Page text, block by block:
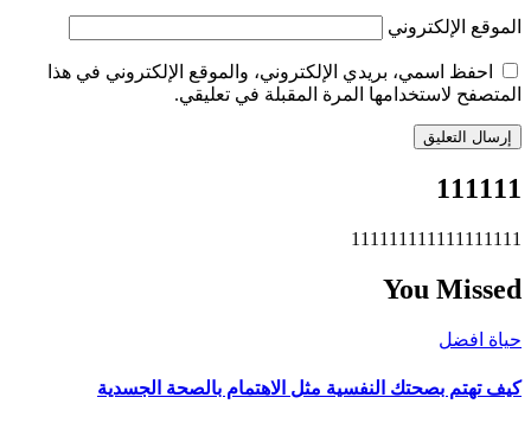
الموقع الإلكتروني
احفظ اسمي، بريدي الإلكتروني، والموقع الإلكتروني في هذا
المتصفح لاستخدامها المرة المقبلة في تعليقي.
111111
111111111111111111
You Missed
حياة افضل
كيف تهتم بصحتك النفسية مثل الاهتمام بالصحة الجسدية